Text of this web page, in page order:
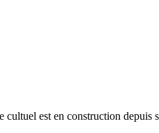
est en construction depuis